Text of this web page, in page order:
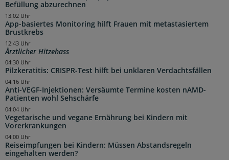
Befüllung abzurechnen
App-basiertes Monitoring hilft Frauen mit metastasiertem
Brustkrebs
13:02 Uhr
Ärztlicher Hitzehass
12:43 Uhr
Pilzkeratitis: CRISPR-Test hilft bei unklaren Verdachtsfällen
04:30 Uhr
Anti-VEGF-Injektionen: Versäumte Termine kosten nAMD-
Patienten wohl Sehschärfe
04:16 Uhr
Vegetarische und vegane Ernährung bei Kindern mit
Vorerkrankungen
04:04 Uhr
Reiseimpfungen bei Kindern: Müssen Abstandsregeln
eingehalten werden?
04:00 Uhr